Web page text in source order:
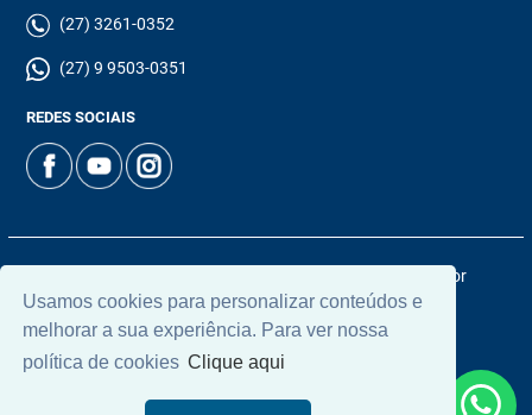
Usamos cookies para personalizar conteúdos e
melhorar a sua experiência. Para ver nossa
política de cookies Clique aqui
(27) 3261-0352
(27) 9 9503-0351
REDES SOCIAIS
© 2026 | Chamoun Imóveis | CRECI: 5965J | Desenvolvido por
Universal Software.